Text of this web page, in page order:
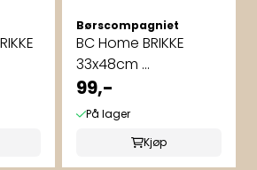
Børscompagniet
BC Home BRIKKE
33x48cm ...
99,-
På lager
Kjøp